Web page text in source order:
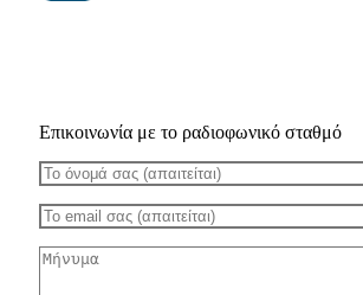
Επικοινωνία με το ραδιοφωνικό σταθμό